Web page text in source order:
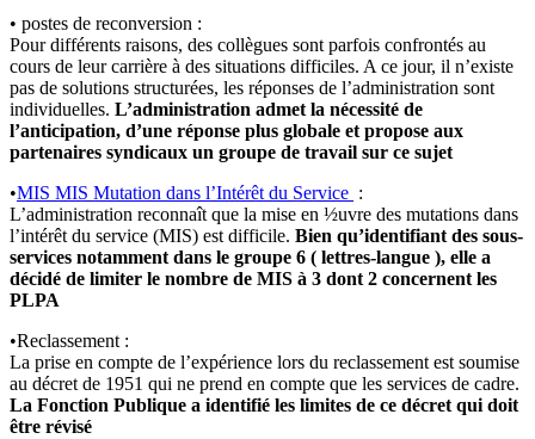
• postes de reconversion :
Pour différents raisons, des collègues sont parfois confrontés au
cours de leur carrière à des situations difficiles. A ce jour, il n’existe
pas de solutions structurées, les réponses de l’administration sont
individuelles. L’administration admet la nécessité de
l’anticipation, d’une réponse plus globale et propose aux
partenaires syndicaux un groupe de travail sur ce sujet
•MIS MIS Mutation dans l’Intérêt du Service :
L’administration reconnaît que la mise en ½uvre des mutations dans
l’intérêt du service (MIS) est difficile. Bien qu’identifiant des sous-
services notamment dans le groupe 6 ( lettres-langue ), elle a
décidé de limiter le nombre de MIS à 3 dont 2 concernent les
PLPA
•Reclassement :
La prise en compte de l’expérience lors du reclassement est soumise
au décret de 1951 qui ne prend en compte que les services de cadre.
La Fonction Publique a identifié les limites de ce décret qui doit
être révisé